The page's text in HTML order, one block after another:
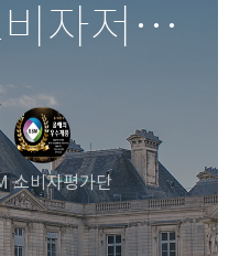
자저널
자료
소비자평가단